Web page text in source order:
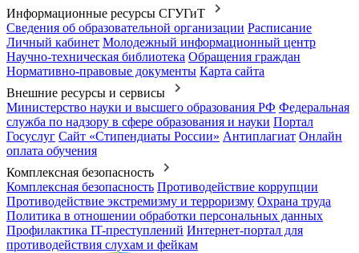
Информационные ресурсы СГУГиТ
Сведения об образовательной организации Расписание
Личный кабинет Молодежный информационный центр
Научно-техническая библиотека Обращения граждан
Нормативно-правовые документы Карта сайта
Внешние ресурсы и сервисы
Министерство науки и высшего образования РФ Федеральная
служба по надзору в сфере образования и науки Портал
Госуслуг Сайт «Стипендиаты России» Антиплагиат Онлайн
оплата обучения
Комплексная безопасность
Комплексная безопасность Противодействие коррупции
Противодействие экстремизму и терроризму Охрана труда
Политика в отношении обработки персональных данных
Профилактика IT-преступлений Интернет-портал для
противодействия слухам и фейкам